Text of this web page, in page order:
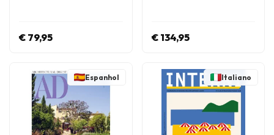
€ 79,95 € 134,95
Espanhol Italiano